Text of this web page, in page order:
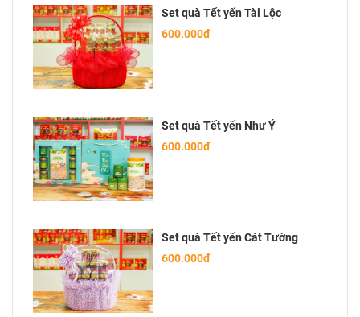
Set quà Tết yến Tài Lộc
600.000đ
Set quà Tết yến Như Ý
600.000đ
Set quà Tết yến Cát Tường
600.000đ